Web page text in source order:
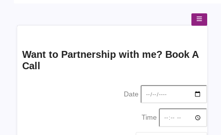
Want to Partnership with me? Book A
Call
Date
Time